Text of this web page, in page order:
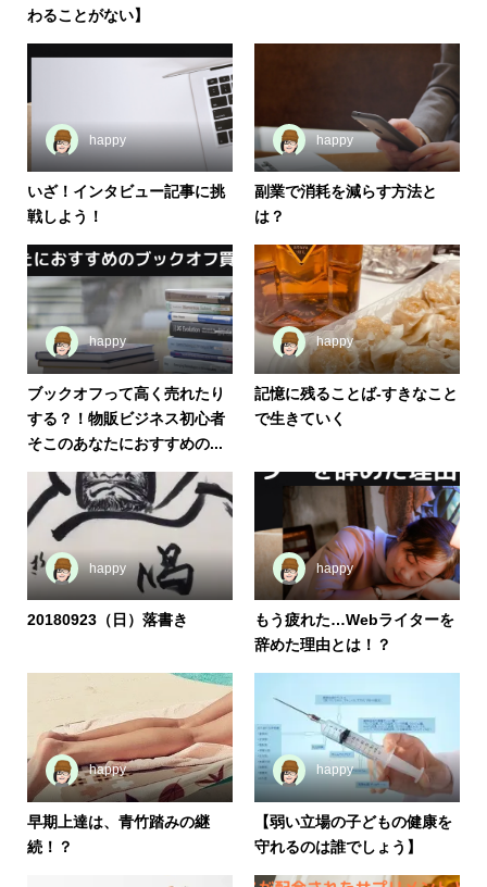
わることがない】
happy
いざ！インタビュー記事に挑
戦しよう！
happy
副業で消耗を減らす方法と
は？
happy
ブックオフって高く売れたり
する？！物販ビジネス初心者
そこのあなたにおすすめの...
happy
記憶に残ることば-すきなこと
で生きていく
happy
20180923（日）落書き
happy
もう疲れた…Webライターを
辞めた理由とは！？
happy
早期上達は、青竹踏みの継
続！？
happy
【弱い立場の子どもの健康を
守れるのは誰でしょう】